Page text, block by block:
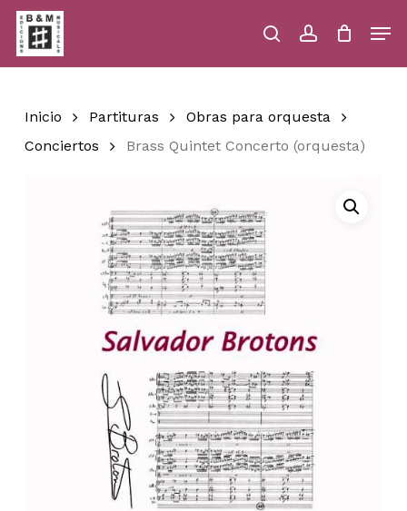
Skip
main
content
searchaccount
Close
Inicio Partituras
Obras para orquesta
Conciertos
Brass Quintet Concerto (orquesta)
Menu